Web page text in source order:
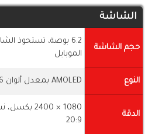
الشاشة
حجم الشاشة
الموبايل
النوع AMOLED بمعدل ألوان 16 مليون لون
الدقة
1080 ×
20:9